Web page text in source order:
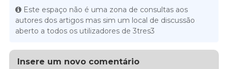
Este espaço não é uma zona de consultas aos
autores dos artigos mas sim um local de discussão
aberto a todos os utilizadores de 3tres3
Insere um novo comentário